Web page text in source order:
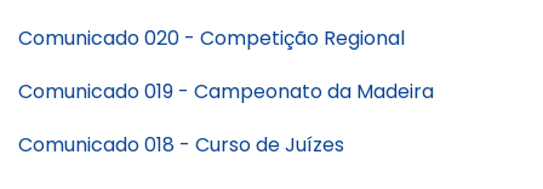
Comunicado 020 - Competição Regional
Comunicado 019 - Campeonato da Madeira
Comunicado 018 - Curso de Juízes